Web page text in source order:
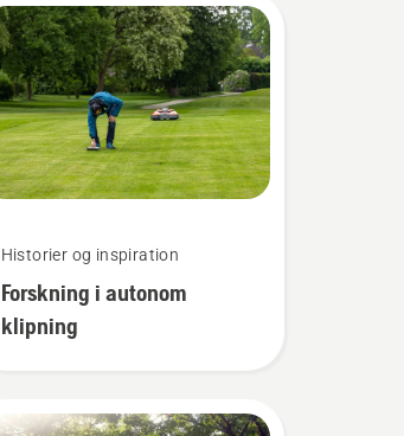
Historier og inspiration
Forskning i autonom
klipning